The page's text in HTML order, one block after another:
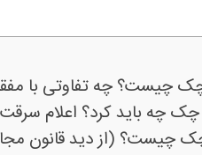
چیست؟ چه تفاوتی با
چه باید کرد؟ اعلام سرقت
چیست؟ (از دید قانون